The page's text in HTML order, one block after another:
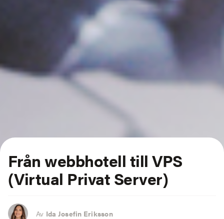
Från webbhotell till VPS
(Virtual Privat Server)
Av Ida Josefin Eriksson